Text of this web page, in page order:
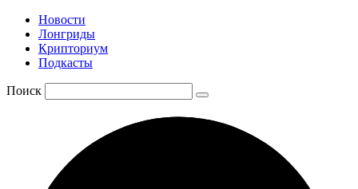
Новости
Лонгриды
Крипториум
Подкасты
Поиск